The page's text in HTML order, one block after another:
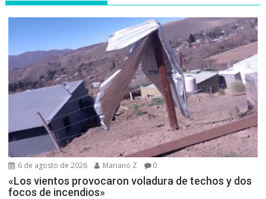
6 de agosto de 2026 Mariano Z 0
«Los vientos provocaron voladura de techos y dos
focos de incendios»